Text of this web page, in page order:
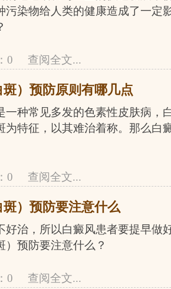
污染物给人类的健康造成了一定
0
查阅全文...
）预防原则有哪几点
种常见多发的色素性皮肤病，
为特征，以其难治着称。那么白
0
查阅全文...
斑）预防要注意什么
治，所以白癜风患者要提早做
）预防要注意什么？
0
查阅全文...